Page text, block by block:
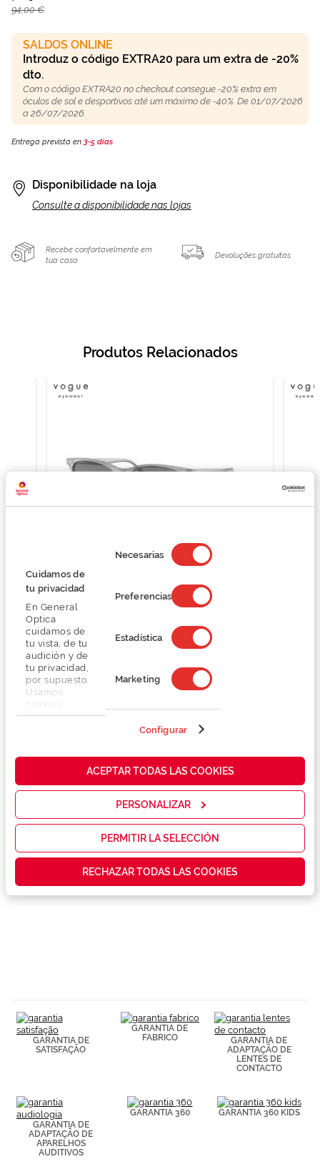
Cuidamos de
tu privacidad
En General
Optica
cuidamos de
tu vista, de tu
audición y de
tu privacidad,
por supuesto.
Usamos
propias y de
cómo mejorar
servicios y
las
que realmente
contenidos
personalizados
Puedes
consultar más
información en
nuestra
de
consentimiento
Necesarias
Preferencias
Estadística
Marketing
Configurar
ACEPTAR TODAS LAS COOKIES
PERSONALIZAR
PERMITIR LA SELECCIÓN
RECHAZAR TODAS LAS COOKIES
94,00 €
SALDOS ONLINE
Introduz o código EXTRA20 para um extra de -20%
dto.
Com o código EXTRA20 no checkout consegue -20% extra em
óculos de sol e desportivos até um máximo de -40%. De 01/07/2026
a 26/07/2026.
Entrega prevista en3-5 días
Disponibilidade na loja
Consulte a disponibilidade nas lojas
Recebe confortavelmente em
tua casa
Devoluções gratuitas
Produtos Relacionados
Vogue 0VO5351S
78,00 €
Conselhos
Serviços exclusivos
GARANTIA DE
SATISFAÇÃO
GARANTIA DE
FABRICO
GARANTIA DE
ADAPTAÇÃO DE
LENTES DE
CONTACTO
GARANTIA DE
ADAPTAÇÃO DE
APARELHOS
AUDITIVOS
GARANTIA 360 GARANTIA 360 KIDS